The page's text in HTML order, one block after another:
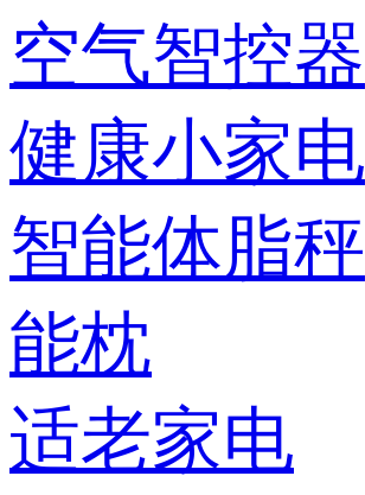
空气智控器
健康小家电
智能体脂秤
能枕
适老家电